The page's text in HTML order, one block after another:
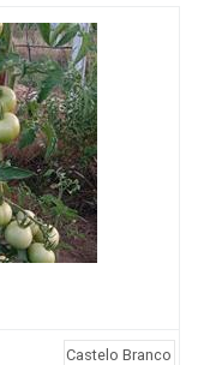
Castelo Branco